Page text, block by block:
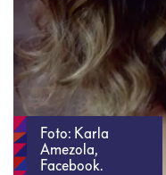
Foto: Karla
Amezola,
Facebook.